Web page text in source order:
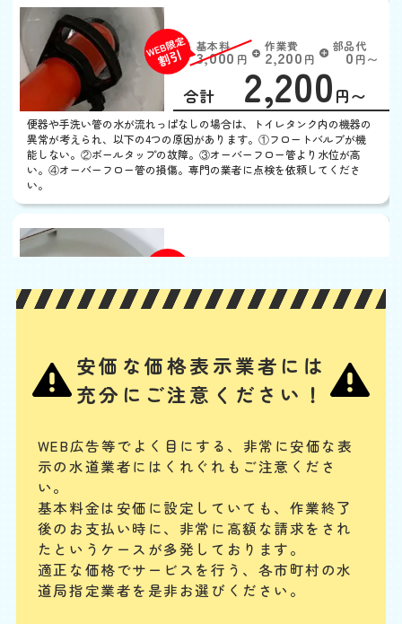
基本料
3,000 円 W
EB
限
定
割
引
作業費
2,200 円
部品代
0円〜
合計 2,200 円〜
便器や手洗い管の水が流れっぱなしの場合は、トイレタンク内の機器の
異常が考えられ、以下の4つの原因があります。①フロートバルブが機
能しない。②ボールタップの故障。③オーバーフロー管より水位が高
い。④オーバーフロー管の損傷。専門の業者に点検を依頼してくださ
い。
EB
限
合計 2,200円〜
管の破損、レバー・ボタンの故障、レバーとゴムフロートをつなぐチェ
ーンが切れている場合には、水が出ません。手に負えない場合は、専門
業者に連絡してください。
トイレタンクからの水漏
れ
3,000円 W
EB
限
定
割
引
2,200 円 0
合計 2,200
まず、止水栓を閉めて水の供給をストップします。タンク内のフロート
バルブやフラッシュバルブの動作確認、オーバーフロー管の水位を確
安価な価格表示業者には
充分にご注意ください！
WEB広告等でよく目にする、非常に安価な表
示の水道業者にはくれぐれもご注意くださ
い。
基本料金は安価に設定していても、作業終了
後のお支払い時に、 非常に高額な請求をされ
たというケースが多発しております。
適正な価格でサービスを行う、各市町村の水
道局指定業者を是非お選びください。